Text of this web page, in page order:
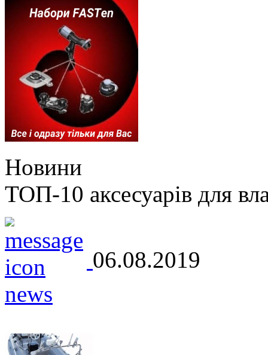
Новини
ТОП-10 аксесуарів для
06.08.2019